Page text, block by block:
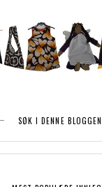
SØK I DENNE BLOGGEN